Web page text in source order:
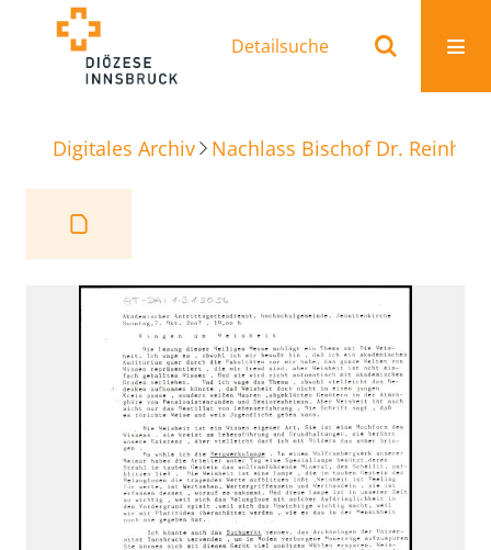
Detailsuche
Digitales Archiv Nachlass Bischof Dr.